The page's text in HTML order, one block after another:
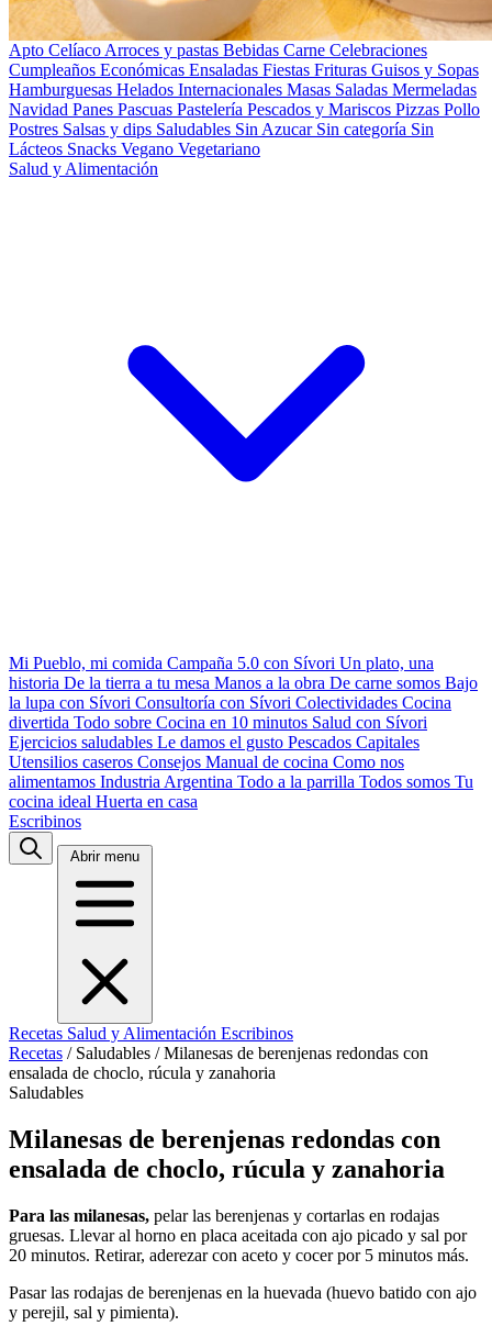
Apto Celíaco Arroces y pastas Bebidas Carne Celebraciones
Cumpleaños Económicas Ensaladas Fiestas Frituras Guisos y Sopas
Hamburguesas Helados Internacionales Masas Saladas Mermeladas
Navidad Panes Pascuas Pastelería Pescados y Mariscos Pizzas Pollo
Postres Salsas y dips Saludables Sin Azucar Sin categoría Sin
Lácteos Snacks Vegano Vegetariano
Salud y Alimentación
Mi Pueblo, mi comida Campaña 5.0 con Sívori Un plato, una
historia De la tierra a tu mesa Manos a la obra De carne somos Bajo
la lupa con Sívori Consultoría con Sívori Colectividades Cocina
divertida Todo sobre Cocina en 10 minutos Salud con Sívori
Ejercicios saludables Le damos el gusto Pescados Capitales
Utensilios caseros Consejos Manual de cocina Como nos
alimentamos Industria Argentina Todo a la parrilla Todos somos Tu
cocina ideal Huerta en casa
Escribinos
Abrir menu
Recetas Salud y Alimentación Escribinos
Recetas / Saludables / Milanesas de berenjenas redondas con
ensalada de choclo, rúcula y zanahoria
Saludables
Milanesas de berenjenas redondas con
ensalada de choclo, rúcula y zanahoria
Para las milanesas, pelar las berenjenas y cortarlas en rodajas
gruesas. Llevar al horno en placa aceitada con ajo picado y sal por
20 minutos. Retirar, aderezar con aceto y cocer por 5 minutos más.
Pasar las rodajas de berenjenas en la huevada (huevo batido con ajo
y perejil, sal y pimienta).